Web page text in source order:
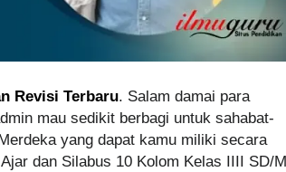
Revisi Terbaru. Salam damai para
mau sedikit berbagi untuk sahabat-
yang dapat kamu miliki secara
dan Silabus 10 Kolom Kelas IIII SD/MI